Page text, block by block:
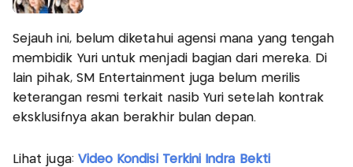
Sejauh ini, belum diketahui agensi mana yang tengah
membidik Yuri untuk menjadi bagian dari mereka. Di
lain pihak, SM Entertainment juga belum merilis
keterangan resmi terkait nasib Yuri setelah kontrak
eksklusifnya akan berakhir bulan depan.
Lihat juga: Video Kondisi Terkini Indra Bekti